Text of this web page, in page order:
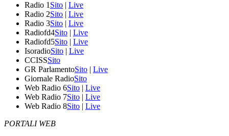
Radio 1 Sito | Live
Radio 2Sito | Live
Radio 3Sito | Live
Radiofd4Sito | Live
Radiofd5Sito | Live
IsoradioSito | Live
CCISSSito
GR ParlamentoSito | Live
Giornale RadioSito
Web Radio 6Sito | Live
Web Radio 7Sito | Live
Web Radio 8Sito | Live
PORTALI WEB